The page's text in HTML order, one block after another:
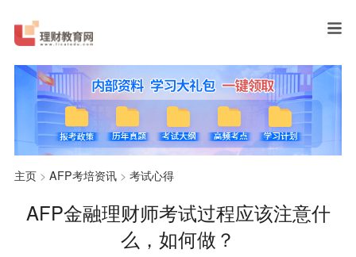
主页> AFP考培资讯> 考试心得
AFP金融理财师考试过程应该注意什
么，如何做？